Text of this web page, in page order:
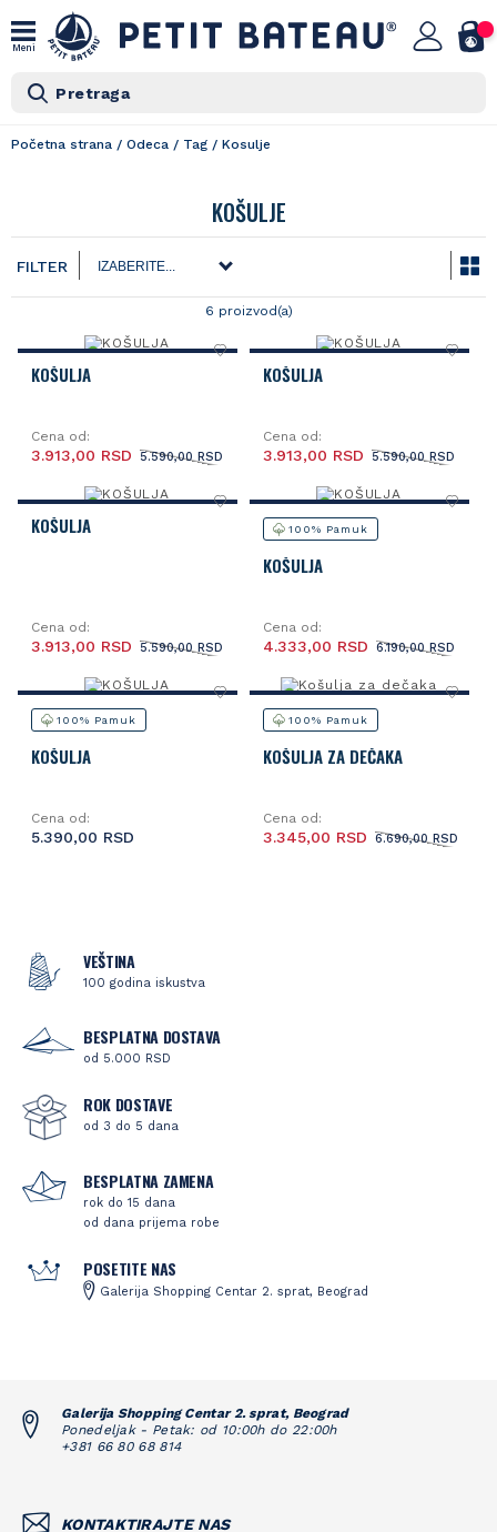
Meni
Pretraga
Početna strana / Odeca / Tag / Kosulje
KOŠULJE
FILTER
6 proizvod(a)
KOŠULJA
Cena od:
5.590,00 RSD
3.913,00 RSD
KOŠULJA
Cena od:
5.590,00 RSD
3.913,00 RSD
KOŠULJA
Cena od:
5.590,00 RSD
3.913,00 RSD
100% Pamuk
KOŠULJA
Cena od:
6.190,00 RSD
4.333,00 RSD
100% Pamuk
KOŠULJA
Cena od:
5.390,00 RSD
100% Pamuk
KOŠULJA ZA DEČAKA
Cena od:
6.690,00 RSD
3.345,00 RSD
VEŠTINA
100 godina iskustva
BESPLATNA DOSTAVA
od 5.000 RSD
ROK DOSTAVE
od 3 do 5 dana
BESPLATNA ZAMENA
rok do 15 dana
od dana prijema robe
POSETITE NAS
Galerija Shopping Centar 2. sprat, Beograd
Galerija Shopping Centar 2. sprat, Beograd
Ponedeljak - Petak: od 10:00h do 22:00h
+381 66 80 68 814
KONTAKTIRAJTE NAS